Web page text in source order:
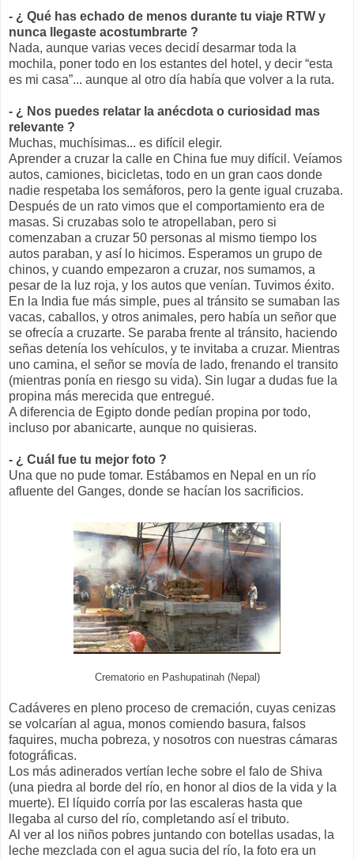
- ¿ Qué has echado de menos durante tu viaje RTW y
nunca llegaste acostumbrarte ?
Nada, aunque varias veces decidí desarmar toda la
mochila, poner todo en los estantes del hotel, y decir “esta
es mi casa”... aunque al otro día había que volver a la ruta.
- ¿ Nos puedes relatar la anécdota o curiosidad mas
relevante ?
Muchas, muchísimas... es difícil elegir.
Aprender a cruzar la calle en China fue muy difícil. Veíamos
autos, camiones, bicicletas, todo en un gran caos donde
nadie respetaba los semáforos, pero la gente igual cruzaba.
Después de un rato vimos que el comportamiento era de
masas. Si cruzabas solo te atropellaban, pero si
comenzaban a cruzar 50 personas al mismo tiempo los
autos paraban, y así lo hicimos. Esperamos un grupo de
chinos, y cuando empezaron a cruzar, nos sumamos, a
pesar de la luz roja, y los autos que venían. Tuvimos éxito.
En la India fue más simple, pues al tránsito se sumaban las
vacas, caballos, y otros animales, pero había un señor que
se ofrecía a cruzarte. Se paraba frente al tránsito, haciendo
señas detenía los vehículos, y te invitaba a cruzar. Mientras
uno camina, el señor se movía de lado, frenando el transito
(mientras ponía en riesgo su vida). Sin lugar a dudas fue la
propina más merecida que entregué.
A diferencia de Egipto donde pedían propina por todo,
incluso por abanicarte, aunque no quisieras.
- ¿ Cuál fue tu mejor foto ?
Una que no pude tomar. Estábamos en Nepal en un río
afluente del Ganges, donde se hacían los sacrificios.
Crematorio en Pashupatinah (Nepal)
Cadáveres en pleno proceso de cremación, cuyas cenizas
se volcarían al agua, monos comiendo basura, falsos
faquires, mucha pobreza, y nosotros con nuestras cámaras
fotográficas.
Los más adinerados vertían leche sobre el falo de Shiva
(una piedra al borde del río, en honor al dios de la vida y la
muerte). El líquido corría por las escaleras hasta que
llegaba al curso del río, completando así el tributo.
Al ver al los niños pobres juntando con botellas usadas, la
leche mezclada con el agua sucia del río, la foto era un